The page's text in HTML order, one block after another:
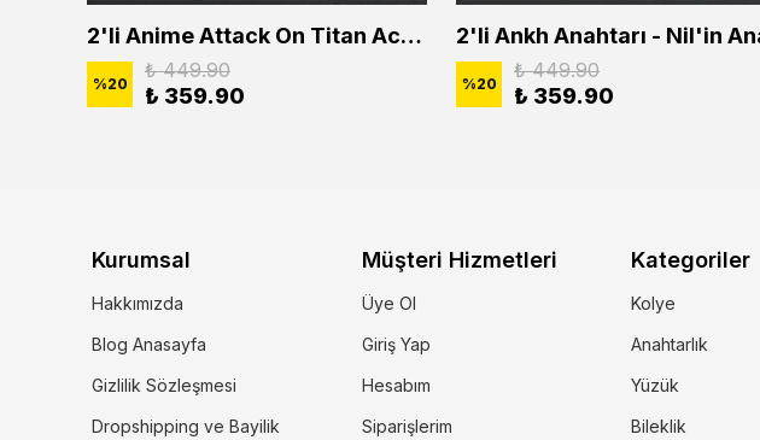
2'li Anime Attack On Titan Acrylic Maria Anime Naruto Erkek Kadın Kolye Seti
%20
₺ 449.90
₺ 359.90 %20
₺ 449.90
₺ 359.90
Kurumsal
Hakkımızda
Blog Anasayfa
Gizlilik Sözleşmesi
Dropshipping ve Bayilik
Müşteri Hizmetleri
Üye Ol
Giriş Yap
Hesabım
Siparişlerim
Kategoriler
Kolye
Anahtarlık
Yüzük
Bileklik